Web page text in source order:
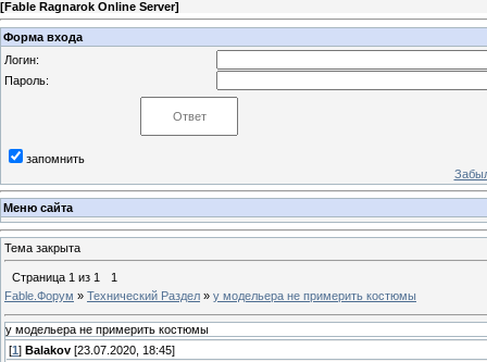
[Fable Ragnarok Online Server]
Форма входа
Логин:
Пароль:
запомнить
Меню сайта
Тема закрыта
Страница 1 из 1
1
Fable.Форум » Технический Раздел » у модельера не примерить костюмы
у модельера не примерить костюмы
[1 ] Balakov [23.07.2020, 18:45]